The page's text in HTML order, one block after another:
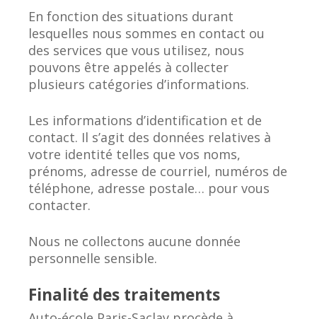
En fonction des situations durant
lesquelles nous sommes en contact ou
des services que vous utilisez, nous
pouvons être appelés à collecter
plusieurs catégories d’informations.
Les informations d’identification et de
contact. Il s’agit des données relatives à
votre identité telles que vos noms,
prénoms, adresse de courriel, numéros de
téléphone, adresse postale… pour vous
contacter.
Nous ne collectons aucune donnée
personnelle sensible.
Finalité des traitements